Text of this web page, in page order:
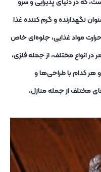
نگهدارنده و گرم‌ کننده غذا
مواد غذایی، جلوه‌ای خاص
انواع مختلف، از جمله فلزی،
کدام با طراحی‌ها و
مختلف از جمله منازل،